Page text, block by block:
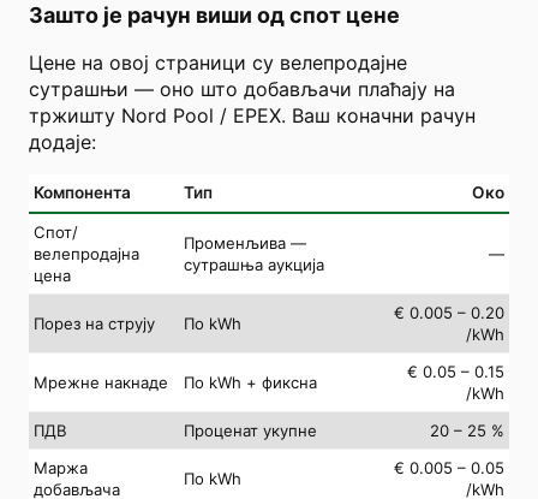
Зашто је рачун виши од спот цене
Цене на овој страници су велепродајне
сутрашњи — оно што добављачи плаћају на
тржишту Nord Pool / EPEX. Ваш коначни рачун
додаје:
Компонента Тип Око
Спот/
велепродајна
цена
Променљива —
сутрашња аукција
—
Порез на струју По kWh
€ 0.005 – 0.20
/kWh
Мрежне накнаде По kWh + фиксна
€ 0.05 – 0.15
/kWh
ПДВ
Проценат укупне
20 – 25 %
Маржа
добављача
По kWh
€ 0.005 – 0.05
/kWh